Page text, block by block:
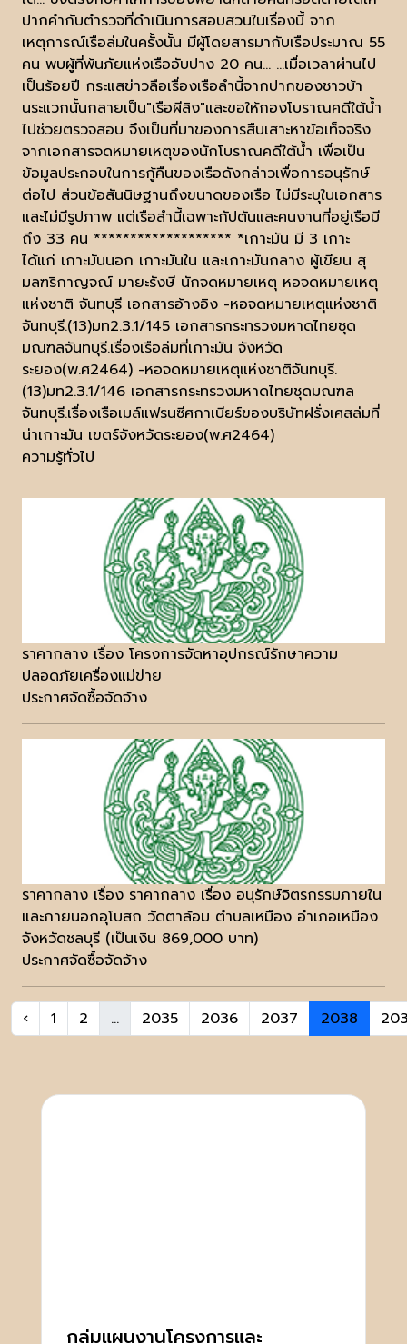
ปากคำกับตำรวจที่ดำเนินการสอบสวนในเรื่องนี้ จาก
เหตุการณ์เรือล่มในครั้งนั้น มีผู้โดยสารมากับเรือประมาณ 55
คน พบผู้ที่พ้นภัยแห่งเรืออับปาง 20 คน... ...เมื่อเวลาผ่านไป
เป็นร้อยปี กระแสข่าวลือเรื่องเรือลำนี้จากปากของชาวบ้า
นระแวกนั้นกลายเป็น"เรือผีสิง"และขอให้กองโบราณคดีใต้น้ำ
ไปช่วยตรวจสอบ จึงเป็นที่มาของการสืบเสาะหาข้อเท็จจริง
จากเอกสารจดหมายเหตุของนักโบราณคดีใต้น้ำ เพื่อเป็น
ข้อมูลประกอบในการกู้คืนของเรือดังกล่าวเพื่อการอนุรักษ์
ต่อไป ส่วนข้อสันนิษฐานถึงขนาดของเรือ ไม่มีระบุในเอกสาร
และไม่มีรูปภาพ แต่เรือลำนี้เฉพาะกัปตันและคนงานที่อยู่เรือมี
ถึง 33 คน ******************* *เกาะมัน มี 3 เกาะ
ได้แก่ เกาะมันนอก เกาะมันใน และเกาะมันกลาง ผู้เขียน สุ
มลฑริกาญจณ์ มายะรังษี นักจดหมายเหตุ หอจดหมายเหตุ
แห่งชาติ จันทบุรี เอกสารอ้างอิง -หอจดหมายเหตุแห่งชาติ
จันทบุรี.(13)มท2.3.1/145 เอกสารกระทรวงมหาดไทยชุด
มณฑลจันทบุรี.เรื่องเรือล่มที่เกาะมัน จังหวัด
ระยอง(พ.ศ2464) -หอจดหมายเหตุแห่งชาติจันทบุรี.
(13)มท2.3.1/146 เอกสารกระทรวงมหาดไทยชุดมณฑล
จันทบุรี.เรื่องเรือเมล์แฟรนซีศกาเบียร์ของบริษัทฝรั่งเศสล่มที่
น่าเกาะมัน เขตร์จังหวัดระยอง(พ.ศ2464)
ความรู้ทั่วไป
ราคากลาง เรื่อง โครงการจัดหาอุปกรณ์รักษาความ
ปลอดภัยเครื่องแม่ข่าย
ประกาศจัดซื้อจัดจ้าง
ราคากลาง เรื่อง ราคากลาง เรื่อง อนุรักษ์จิตรกรรมภายใน
และภายนอกอุโบสถ วัดตาล้อม ตำบลเหมือง อำเภอเหมือง
จังหวัดชลบุรี (เป็นเงิน 869,000 บาท)
ประกาศจัดซื้อจัดจ้าง
‹ 1 2 ... 2035 2036 2037 2038
กลุ่มแผนงานโครงการและ